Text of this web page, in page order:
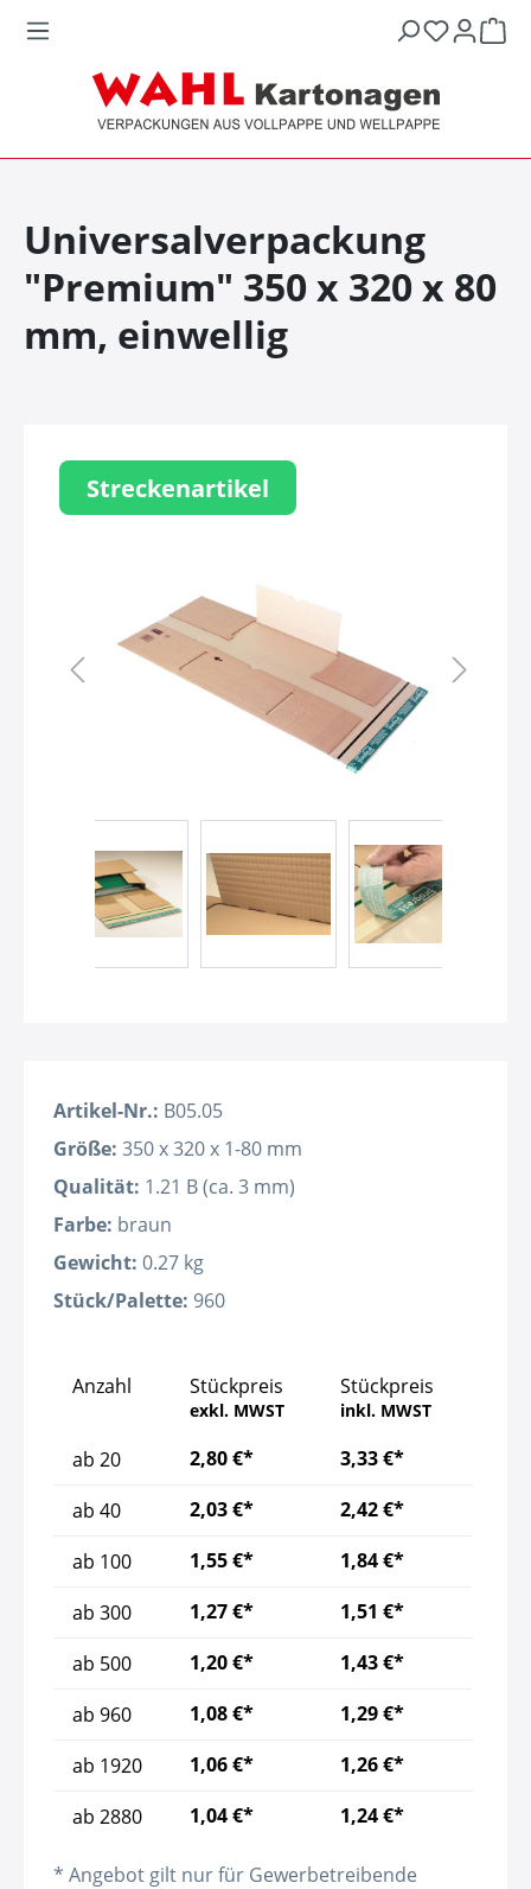
Universalverpackung
"Premium" 350 x 320 x 80
mm, einwellig
Streckenartikel
Artikel-Nr.: B05.05
Größe: 350 x 320 x 1-80 mm
Qualität: 1.21 B (ca. 3 mm)
Farbe: braun
Gewicht: 0.27 kg
Stück/Palette: 960
Anzahl Stückpreis
exkl. MWST
Stückpreis
inkl. MWST
ab 20 2,80 €*
3,33 €*
ab 40 2,03 €*
2,42 €*
ab 100 1,55 €*
1,84 €*
ab 300 1,27 €*
1,51 €*
ab 500 1,20 €*
1,43 €*
ab 960 1,08 €*
1,29 €*
ab 1920 1,06 €*
1,26 €*
ab 2880 1,04 €* 1,24 €*
* Angebot gilt nur für Gewerbetreibende